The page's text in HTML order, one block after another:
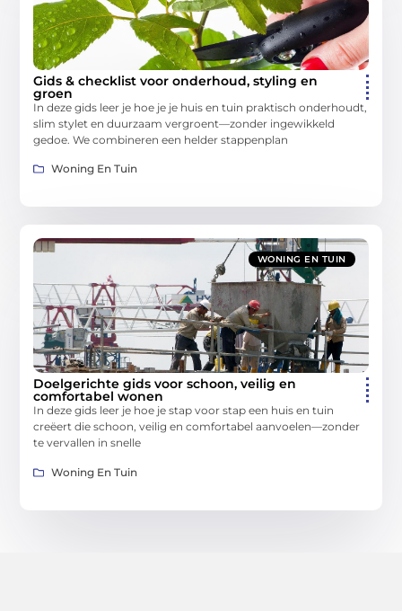
Gids & checklist voor onderhoud, styling en
groen
In deze gids leer je hoe je je huis en tuin praktisch onderhoudt,
slim stylet en duurzaam vergroent—zonder ingewikkeld
gedoe. We combineren een helder stappenplan
Woning En Tuin
WONING EN TUIN
Doelgerichte gids voor schoon, veilig en
comfortabel wonen
In deze gids leer je hoe je stap voor stap een huis en tuin
creëert die schoon, veilig en comfortabel aanvoelen—zonder
te vervallen in snelle
Woning En Tuin